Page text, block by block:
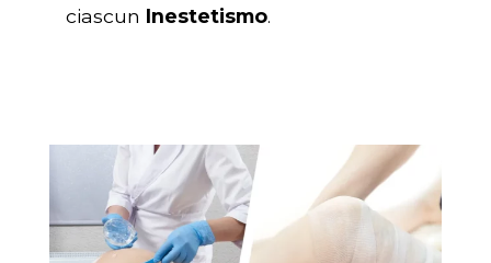
ciascun Inestetismo.